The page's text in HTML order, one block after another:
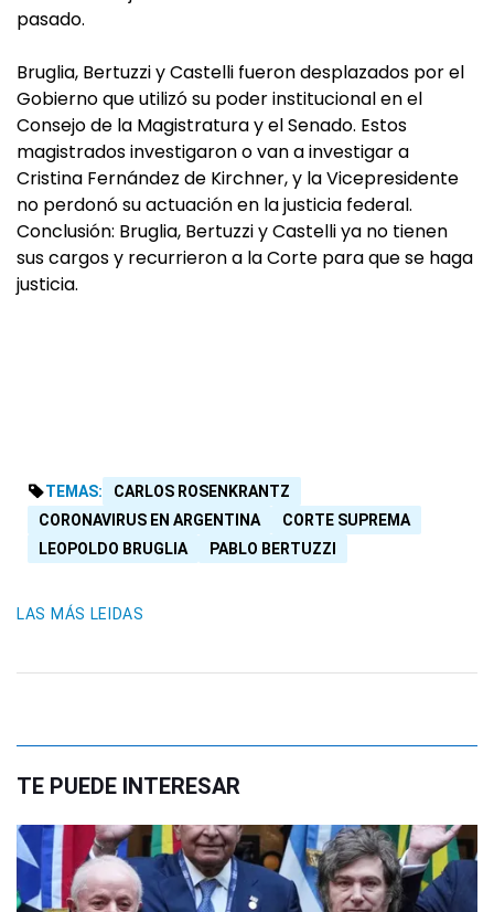
pasado.
Bruglia, Bertuzzi y Castelli fueron desplazados por el
Gobierno que utilizó su poder institucional en el
Consejo de la Magistratura y el Senado. Estos
magistrados investigaron o van a investigar a
Cristina Fernández de Kirchner, y la Vicepresidente
no perdonó su actuación en la justicia federal.
Conclusión: Bruglia, Bertuzzi y Castelli ya no tienen
sus cargos y recurrieron a la Corte para que se haga
justicia.
TEMAS:
CARLOS ROSENKRANTZ
CORONAVIRUS EN ARGENTINA
CORTE SUPREMA
LEOPOLDO BRUGLIA
PABLO BERTUZZI
LAS MÁS LEIDAS
TE PUEDE INTERESAR